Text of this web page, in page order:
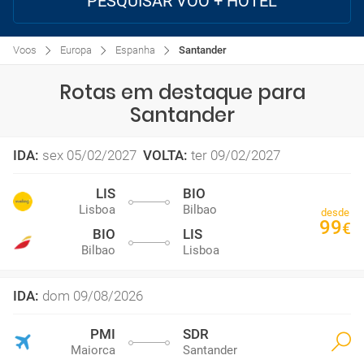
Voos Europa Espanha Santander
Rotas em destaque para
Santander
IDA: sex 05/02/2027 VOLTA: ter 09/02/2027
LIS
Lisboa
BIO
Bilbao
BIO
Bilbao
LIS
Lisboa
desde
99€
IDA: dom 09/08/2026
PMI
Maiorca
SDR
Santander